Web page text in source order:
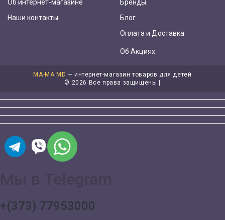
Об интернет-магазине
Наши контакты
Бренды
Блог
Оплата и Доставка
Об Акциях
MA-MA.MD — интернет-магазин товаров для детей
© 2026 Все права защищены |
+(373) 77953000